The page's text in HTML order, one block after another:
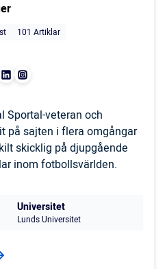
101 Artiklar
Sportal-veteran och
på sajten i flera omgångar
skicklig på djupgående
inom fotbollsvärlden.
Universitet
Lunds Universitet